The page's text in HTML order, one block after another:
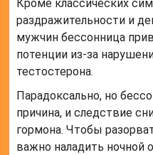
Кроме классических
раздражительности и
мужчин бессонница
потенции из-за
тестостерона.
Парадоксально, но
причина, и следствие
гормона. Чтобы
важно наладить ночной